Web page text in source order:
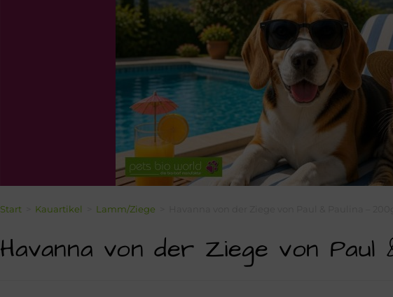
Start Kauartikel Lamm/Ziege
Havanna von der Ziege von Paul